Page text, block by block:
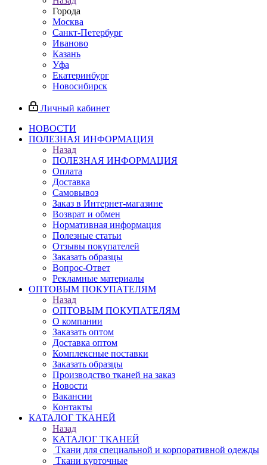
Города
Москва
Санкт-Петербург
Иваново
Казань
Уфа
Екатеринбург
Новосибирск
Личный кабинет
НОВОСТИ
ПОЛЕЗНАЯ ИНФОРМАЦИЯ
Назад
ПОЛЕЗНАЯ ИНФОРМАЦИЯ
Оплата
Доставка
Самовывоз
Заказ в Интернет-магазине
Возврат и обмен
Нормативная информация
Полезные статьи
Отзывы покупателей
Заказать образцы
Вопрос-Ответ
Рекламные материалы
ОПТОВЫМ ПОКУПАТЕЛЯМ
Назад
ОПТОВЫМ ПОКУПАТЕЛЯМ
О компании
Заказать оптом
Доставка оптом
Комплексные поставки
Заказать образцы
Производство тканей на заказ
Новости
Вакансии
Контакты
КАТАЛОГ ТКАНЕЙ
Назад
КАТАЛОГ ТКАНЕЙ
Ткани для специальной и корпоративной одежды
Ткани курточные